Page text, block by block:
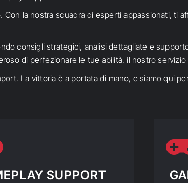
la nostra squadra di esperti appassionati, ti
consigli strategici, analisi dettagliate e
di perfezionare le tue abilità, il nostro
La vittoria è a portata di mano, e siamo qui
SUPPORT